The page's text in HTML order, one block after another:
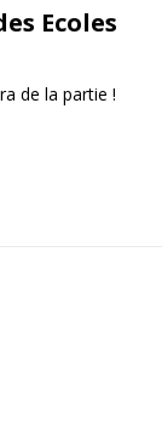
Ecoles
de la partie !